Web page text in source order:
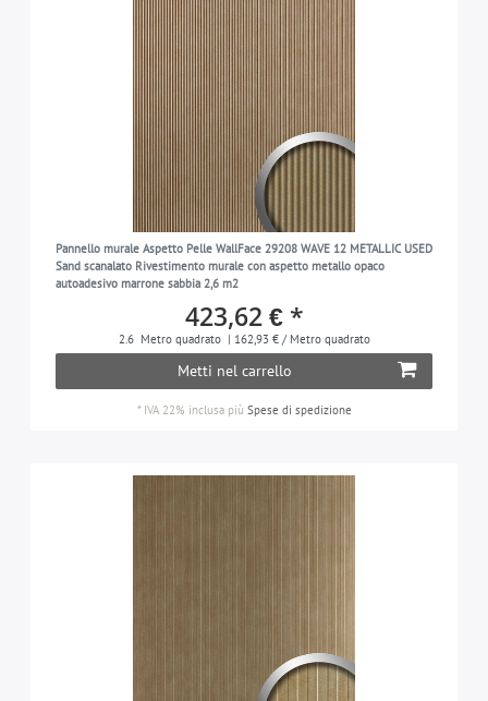
Pannello murale Aspetto Pelle WallFace 29208 WAVE 12 METALLIC USED
Sand scanalato Rivestimento murale con aspetto metallo opaco
autoadesivo marrone sabbia 2,6 m2
423,62 € *
2.6 Metro quadrato | 162,93 € / Metro quadrato
Metti nel carrello
* IVA 22% inclusapiù Spese di spedizione